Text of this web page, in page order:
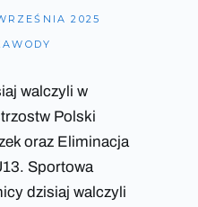
2025
walczyli w
Polski
oraz Eliminacja
Sportowa
dzisiaj walczyli